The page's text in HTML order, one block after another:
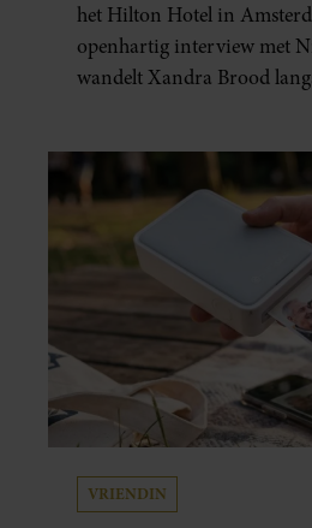
het Hilton Hotel in
openhartig interview met
wandelt Xandra Brood
Leidsedwarsstraat roept
herinneringen op. Daar
samen en werd dochter Lola
VRIENDIN